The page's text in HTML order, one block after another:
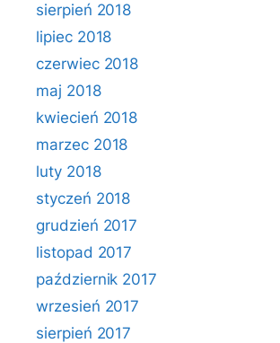
sierpień 2018
lipiec 2018
czerwiec 2018
maj 2018
kwiecień 2018
marzec 2018
luty 2018
styczeń 2018
grudzień 2017
listopad 2017
październik 2017
wrzesień 2017
sierpień 2017